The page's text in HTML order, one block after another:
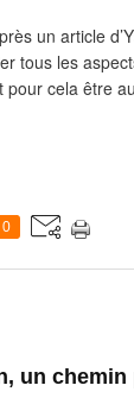
un article
tous les
cela être
0
un chemin